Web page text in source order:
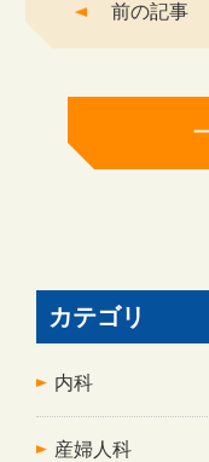
前の記事
カテゴリ
内科
産婦人科